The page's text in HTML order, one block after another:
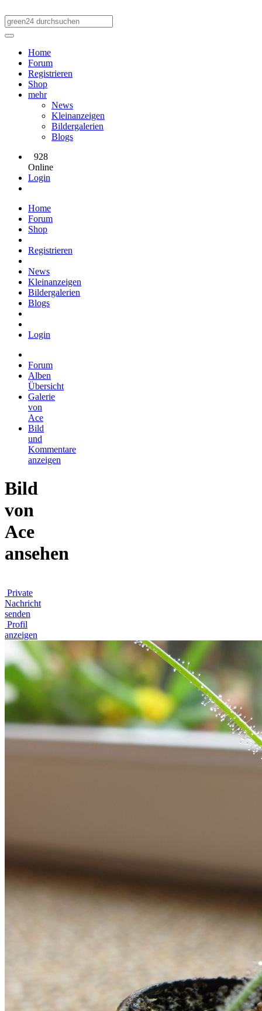
Home
Forum
Registrieren
Shop
mehr
News
Kleinanzeigen
Bildergalerien
Blogs
928
Online
Login
Home
Forum
Shop
Registrieren
News
Kleinanzeigen
Bildergalerien
Blogs
Login
Forum
Alben
Übersicht
Galerie
von
Ace
Bild
und
Kommentare
anzeigen
Bild
von
Ace
ansehen
Private
Nachricht
senden
Profil
anzeigen